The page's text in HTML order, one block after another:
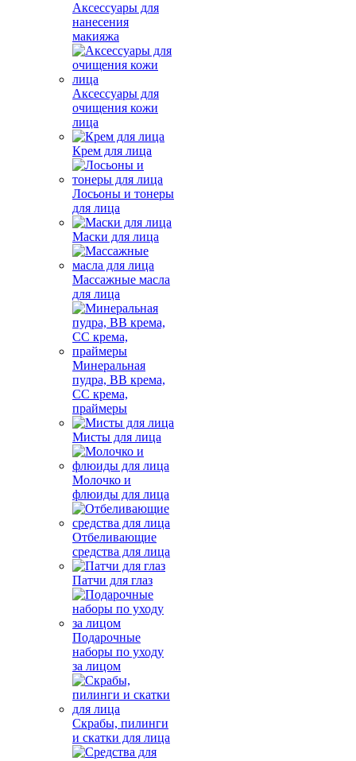
Аксессуары для
нанесения
макияжа
Аксессуары для
очищения кожи
лица
Крем для лица
Лосьоны и тонеры
для лица
Маски для лица
Массажные масла
для лица
Минеральная
пудра, BB крема,
СС крема,
праймеры
Мисты для лица
Молочко и
флюиды для лица
Отбеливающие
средства для лица
Патчи для глаз
Подарочные
наборы по уходу
за лицом
Скрабы, пилинги
и скатки для лица